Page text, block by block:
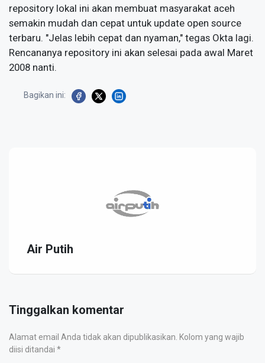
repository lokal ini akan membuat masyarakat aceh
semakin mudah dan cepat untuk update open source
terbaru. "Jelas lebih cepat dan nyaman," tegas Okta lagi.
Rencananya repository ini akan selesai pada awal Maret
2008 nanti.
Bagikan ini:
Air Putih
Tinggalkan komentar
Alamat email Anda tidak akan dipublikasikan. Kolom yang wajib
diisi ditandai *